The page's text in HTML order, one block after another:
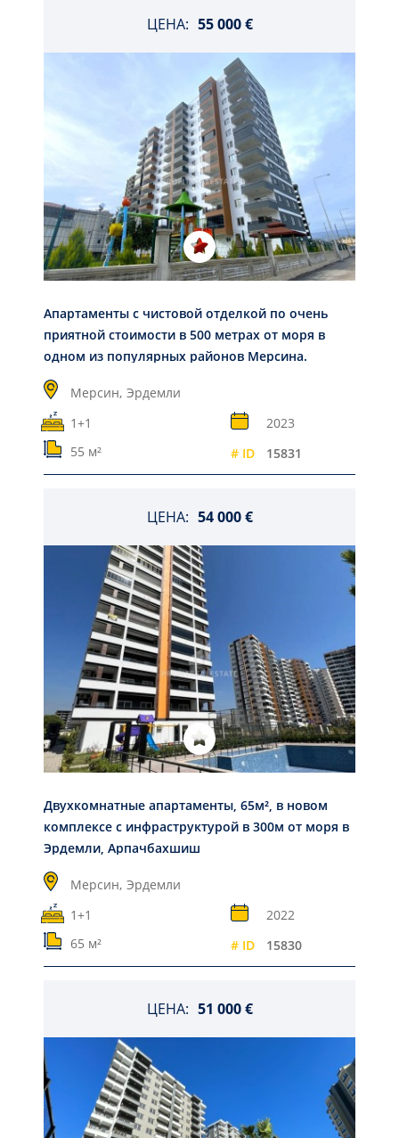
ЦЕНА: 55 000 €
Апартаменты с чистовой отделкой по очень
приятной стоимости в 500 метрах от моря в
одном из популярных районов Мерсина.
Мерсин, Эрдемли
1+1
2023
55 м²
# ID 15831
ЦЕНА: 54 000 €
Двухкомнатные апартаменты, 65м², в новом
комплексе с инфраструктурой в 300м от моря в
Эрдемли, Арпачбахшиш
Мерсин, Эрдемли
1+1
2022
65 м²
# ID 15830
ЦЕНА: 51 000 €